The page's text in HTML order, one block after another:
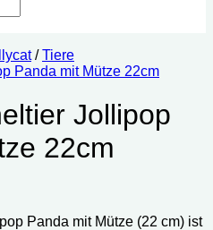
/ Tiere
Jollipop
22cm
Panda mit Mütze (22 cm) ist